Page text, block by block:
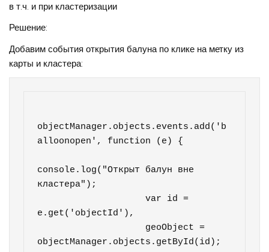
в т.ч. и при кластеризации
Решение:
Добавим события открытия балуна по клике на метку из
карты и кластера:
objectManager.objects.events.add('b
alloonopen', function (e) {
console.log("Открыт балун вне
кластера");
                    var id =
e.get('objectId'),
objectManager.objects.getById(id);